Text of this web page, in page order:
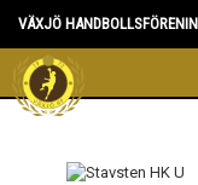
VÄXJÖ
HEM
NYHETER